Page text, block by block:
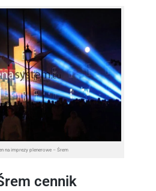
na imprezy plenerowe – Śrem
cennik